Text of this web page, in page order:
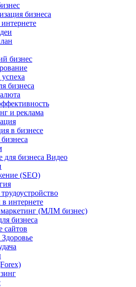
бизнеса
бизнес
бизнеса
и реклама
в бизнесе
для бизнеса Видео
(SEO)
интернете
(МЛМ бизнес)
бизнеса
сайтов